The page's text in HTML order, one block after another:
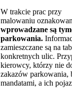
W trakcie prac przy
malowaniu
wprowadzane są
parkowania.
zamieszczane są na
konkretnych ulic.
kierowcy, którzy nie
zakazów parkowania,
mandatami, a ich